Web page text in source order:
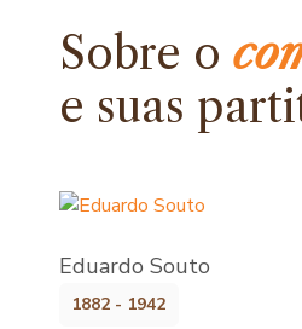
Sobre o
e suas
Eduardo Souto
1882 - 1942